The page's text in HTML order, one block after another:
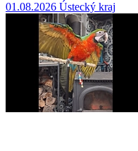
01.08.2026 Ústecký kraj